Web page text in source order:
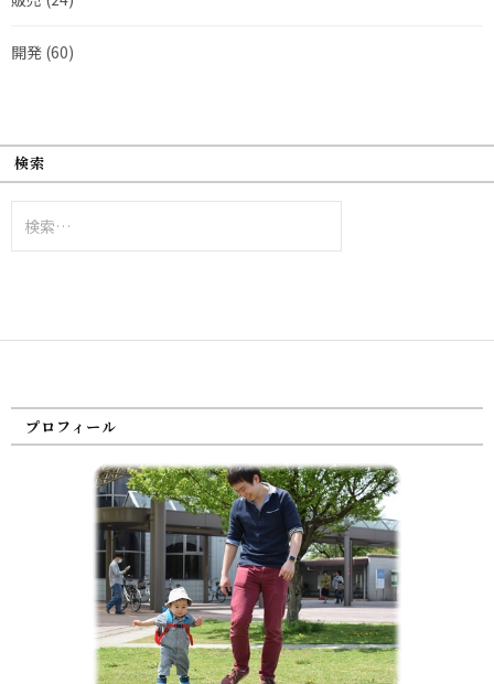
開発 (60)
検索
索:
プロフィール